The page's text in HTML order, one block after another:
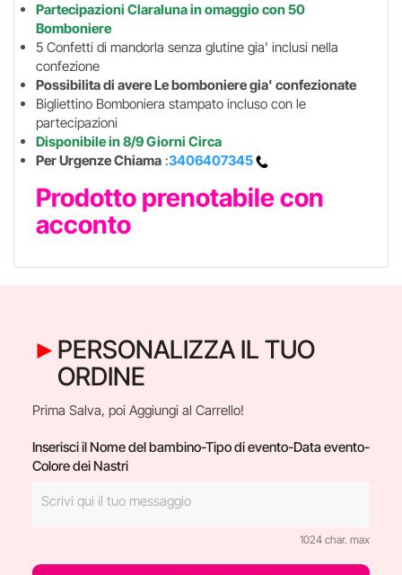
Partecipazioni Claraluna in omaggiocon 50
Bomboniere
5 Confetti di mandorla senza glutine gia' inclusi nella
confezione
Possibilita di avere Le bomboniere gia' confezionate
Bigliettino Bomboniera stampato incluso con le
partecipazioni
Disponibile in 8/9 Giorni Circa
Per Urgenze Chiama :3406407345
Prodotto prenotabile con
acconto
PERSONALIZZA IL TUO
ORDINE
Prima Salva, poi Aggiungi al Carrello!
Inserisci il Nome del bambino-Tipo di evento-Data evento-
Colore dei Nastri
1024 char. max